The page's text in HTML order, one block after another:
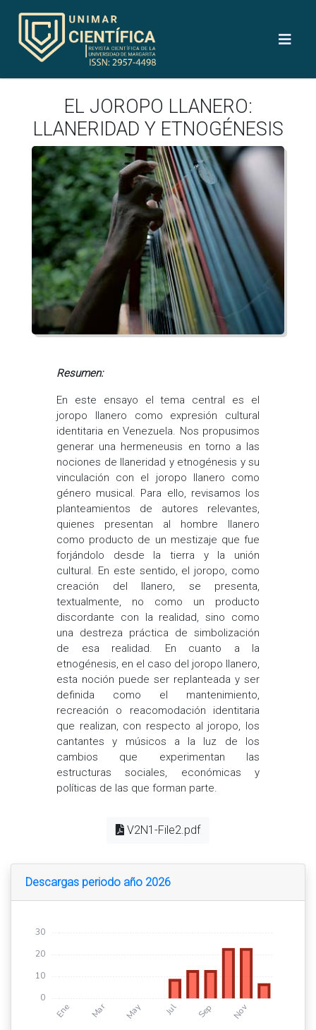
EL JOROPO LLANERO:
LLANERIDAD Y ETNOGÉNESIS
Resumen:
En este ensayo el tema central es el
joropo llanero como expresión cultural
identitaria en Venezuela. Nos propusimos
generar una hermeneusis en torno a las
nociones de llaneridad y etnogénesis y su
vinculación con el joropo llanero como
género musical. Para ello, revisamos los
planteamientos de autores relevantes,
quienes presentan al hombre llanero
como producto de un mestizaje que fue
forjándolo desde la tierra y la unión
cultural. En este sentido, el joropo, como
creación del llanero, se presenta,
textualmente, no como un producto
discordante con la realidad, sino como
una destreza práctica de simbolización
de esa realidad. En cuanto a la
etnogénesis, en el caso del joropo llanero,
esta noción puede ser replanteada y ser
definida como el mantenimiento,
recreación o reacomodación identitaria
que realizan, con respecto al joropo, los
cantantes y músicos a la luz de los
cambios que experimentan las
estructuras sociales, económicas y
políticas de las que forman parte.
V2N1-File2.pdf
Descargas periodo año 2026